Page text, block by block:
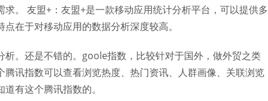
。 友盟+：友盟+是一款移动应用统计分析平台，可以提供多
在于对移动应用的数据分析深度较高。
。还是不错的。goole指数，比较针对于国外，做外贸之类
讯指数可以查看浏览热度、热门资讯、人群画像、关联浏览
有这个腾讯指数的。